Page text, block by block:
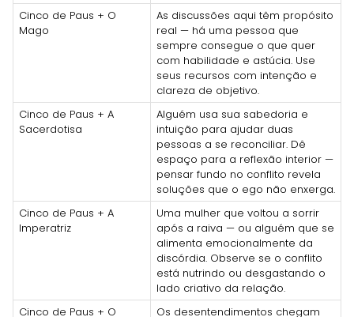
Cinco de Paus + O
Mago
As discussões aqui têm propósito
real — há uma pessoa que
sempre consegue o que quer
com habilidade e astúcia. Use
seus recursos com intenção e
clareza de objetivo.
Cinco de Paus + A
Sacerdotisa
Alguém usa sua sabedoria e
intuição para ajudar duas
pessoas a se reconciliar. Dê
espaço para a reflexão interior —
pensar fundo no conflito revela
soluções que o ego não enxerga.
Cinco de Paus + A
Imperatriz
Uma mulher que voltou a sorrir
após a raiva — ou alguém que se
alimenta emocionalmente da
discórdia. Observe se o conflito
está nutrindo ou desgastando o
lado criativo da relação.
Cinco de Paus + O
Os desentendimentos chegam